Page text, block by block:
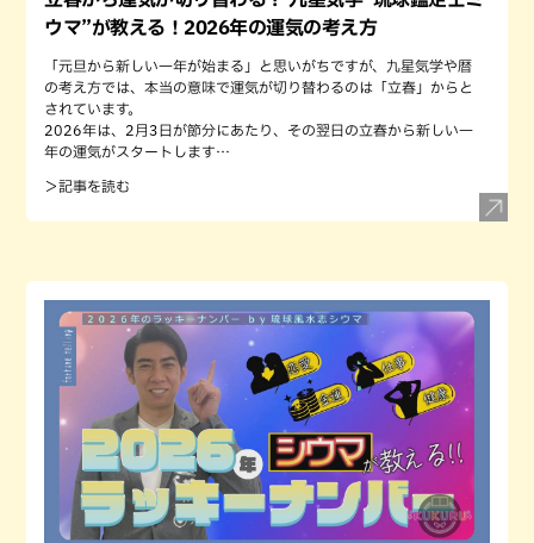
ウマ”が教える！2026年の運気の考え方
「元旦から新しい一年が始まる」と思いがちですが、九星気学や暦
の考え方では、本当の意味で運気が切り替わるのは「立春」からと
されています。
2026年は、2月3日が節分にあたり、その翌日の立春から新しい一
年の運気がスタートします…
＞記事を読む